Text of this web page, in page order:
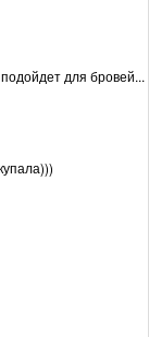
для бровей...